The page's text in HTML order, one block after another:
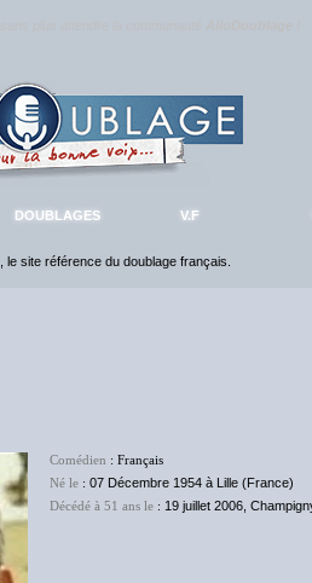
DOUBLAGES V.F
, le site référence du doublage français.
Comédien : Français
Né le : 07 Décembre 1954 à Lille (France)
Décédé à 51 ans le : 19 juillet 2006,